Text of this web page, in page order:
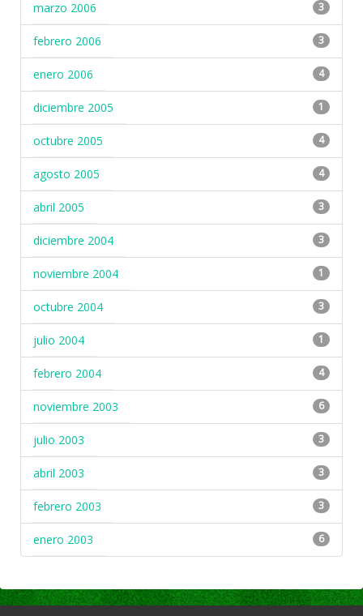
marzo 2006 3
febrero 2006 3
enero 2006 4
diciembre 2005 1
octubre 2005 4
agosto 2005 4
abril 2005 3
diciembre 2004 3
noviembre 2004 1
octubre 2004 3
julio 2004 1
febrero 2004 4
noviembre 2003 6
julio 2003 3
abril 2003 3
febrero 2003 3
enero 2003 6